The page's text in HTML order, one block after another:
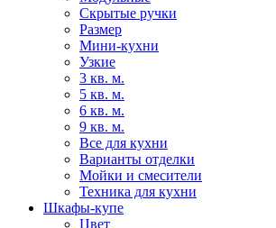
Скрытые ручки
Размер
Мини-кухни
Узкие
3 кв. м.
5 кв. м.
6 кв. м.
9 кв. м.
Все для кухни
Варианты отделки
Мойки и смесители
Техника для кухни
Шкафы-купе
Цвет